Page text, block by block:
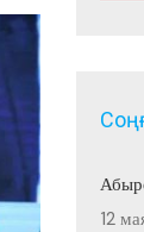
12